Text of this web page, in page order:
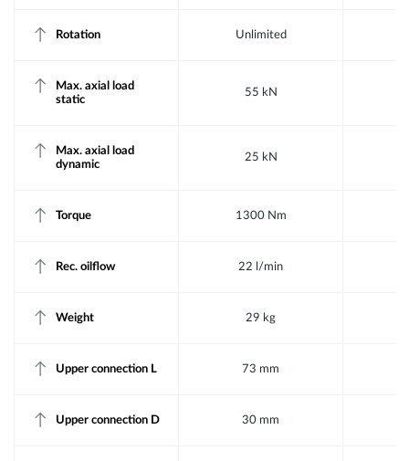
Rotation Unlimited
Max. axial load
static
55 kN
Max. axial load
dynamic
25 kN
Torque 1300 Nm
Rec. oilflow 22 l/min
Weight 29 kg
Upper connection L 73 mm
Upper connection D 30 mm